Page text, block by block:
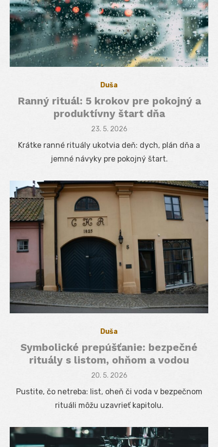
Duša
Ranný rituál: 5 krokov pre pokojný a
produktívny štart dňa
Posted
23. 5. 2026
Krátke ranné rituály ukotvia deň: dych, plán dňa a
jemné návyky pre pokojný štart.
Duša
Symbolické prepúšťanie: bezpečné
rituály s listom, ohňom a vodou
Posted
20. 5. 2026
Pustite, čo netreba: list, oheň či voda v bezpečnom
rituáli môžu uzavrieť kapitolu.